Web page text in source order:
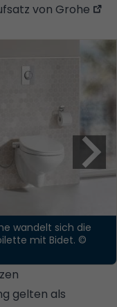
von Grohe
wandelt sich die
mit Bidet. ©
gelten als